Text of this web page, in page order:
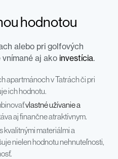
hodnotou
alebo pri golfových
aj ako investícia.
apartmánoch v Tatrách či pri
ich hodnotu.
vlastné užívanie a
aj finančne atraktívnym.
kvalitnými materiálmi a
nielen hodnotu nehnuteľnosti,